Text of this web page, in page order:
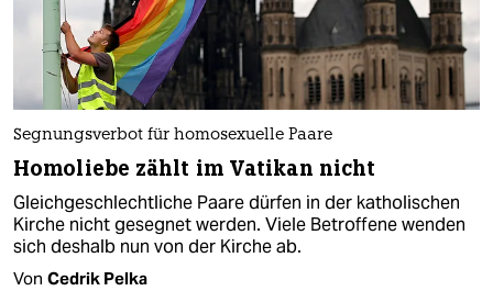
Segnungsverbot für homosexuelle Paare
Homoliebe zählt im Vatikan nicht
Gleichgeschlechtliche Paare dürfen in der katholischen
Kirche nicht gesegnet werden. Viele Betroffene wenden
sich deshalb nun von der Kirche ab.
Von Cedrik Pelka